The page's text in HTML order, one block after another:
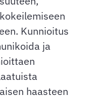
Kunnioitus
ja
haasteen